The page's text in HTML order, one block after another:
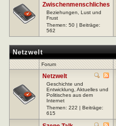
Zwischenmenschliches
Beziehungen, Lust und
Frust
Themen: 50 | Beiträge:
562
Netzwelt
Forum
Netzwelt
Geschichte und
Entwicklung, Aktuelles und
Politisches aus dem
Internet
Themen: 222 | Beiträge:
615